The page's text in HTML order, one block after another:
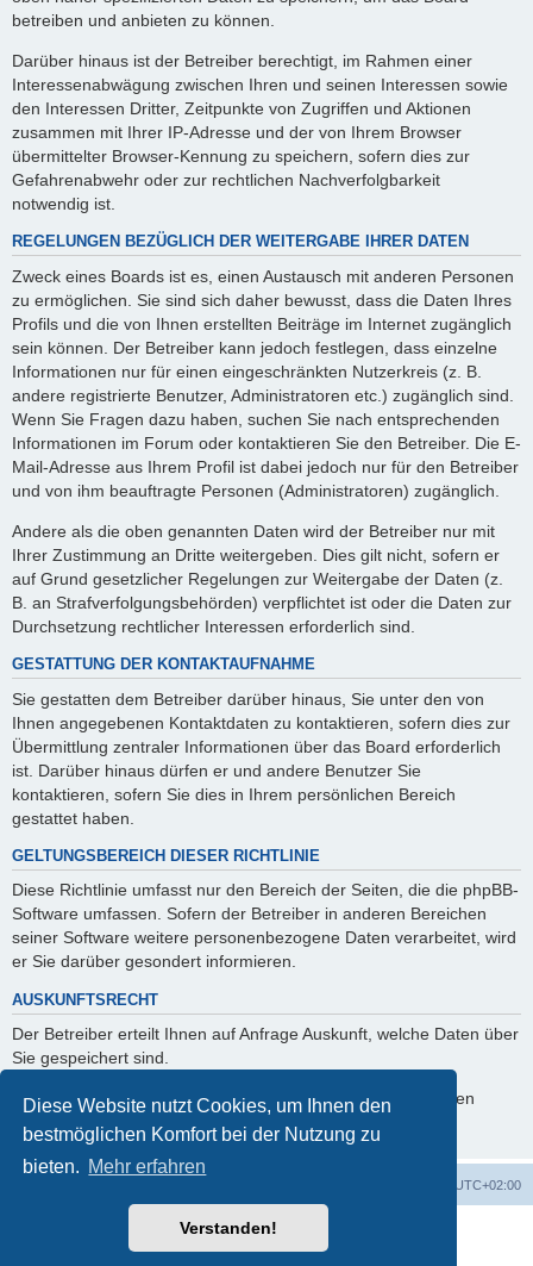
Diese Website nutzt Cookies, um Ihnen den
bestmöglichen Komfort bei der Nutzung zu
bieten. Mehr erfahren
Verstanden!
betreiben und anbieten zu können.
Darüber hinaus ist der Betreiber berechtigt, im Rahmen einer
Interessenabwägung zwischen Ihren und seinen Interessen sowie
den Interessen Dritter, Zeitpunkte von Zugriffen und Aktionen
zusammen mit Ihrer IP-Adresse und der von Ihrem Browser
übermittelter Browser-Kennung zu speichern, sofern dies zur
Gefahrenabwehr oder zur rechtlichen Nachverfolgbarkeit
notwendig ist.
REGELUNGEN BEZÜGLICH DER WEITERGABE IHRER DATEN
Zweck eines Boards ist es, einen Austausch mit anderen Personen
zu ermöglichen. Sie sind sich daher bewusst, dass die Daten Ihres
Profils und die von Ihnen erstellten Beiträge im Internet zugänglich
sein können. Der Betreiber kann jedoch festlegen, dass einzelne
Informationen nur für einen eingeschränkten Nutzerkreis (z. B.
andere registrierte Benutzer, Administratoren etc.) zugänglich sind.
Wenn Sie Fragen dazu haben, suchen Sie nach entsprechenden
Informationen im Forum oder kontaktieren Sie den Betreiber. Die E-
Mail-Adresse aus Ihrem Profil ist dabei jedoch nur für den Betreiber
und von ihm beauftragte Personen (Administratoren) zugänglich.
Andere als die oben genannten Daten wird der Betreiber nur mit
Ihrer Zustimmung an Dritte weitergeben. Dies gilt nicht, sofern er
auf Grund gesetzlicher Regelungen zur Weitergabe der Daten (z.
B. an Strafverfolgungsbehörden) verpflichtet ist oder die Daten zur
Durchsetzung rechtlicher Interessen erforderlich sind.
GESTATTUNG DER KONTAKTAUFNAHME
Sie gestatten dem Betreiber darüber hinaus, Sie unter den von
Ihnen angegebenen Kontaktdaten zu kontaktieren, sofern dies zur
Übermittlung zentraler Informationen über das Board erforderlich
ist. Darüber hinaus dürfen er und andere Benutzer Sie
kontaktieren, sofern Sie dies in Ihrem persönlichen Bereich
gestattet haben.
GELTUNGSBEREICH DIESER RICHTLINIE
Diese Richtlinie umfasst nur den Bereich der Seiten, die die phpBB-
Software umfassen. Sofern der Betreiber in anderen Bereichen
seiner Software weitere personenbezogene Daten verarbeitet, wird
er Sie darüber gesondert informieren.
AUSKUNFTSRECHT
Der Betreiber erteilt Ihnen auf Anfrage Auskunft, welche Daten über
Sie gespeichert sind.
Sie können jederzeit die Löschung bzw. Sperrung Ihrer Daten
verlangen. Kontaktieren Sie hierzu bitte den Betreiber.
UTC+02:00
Powered byphpBB® Forum Software © phpBB Limited
phpBB.de